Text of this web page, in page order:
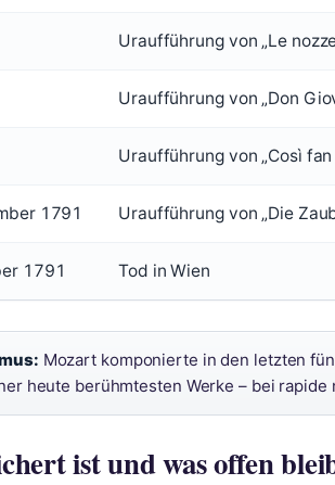
Uraufführung von „Le
Uraufführung von „Don
Uraufführung von „Così
1791 Uraufführung von „Die
1791 Tod in Wien
Mozart komponierte in den letzten
heute berühmtesten Werke – bei rapide
ist und was offen